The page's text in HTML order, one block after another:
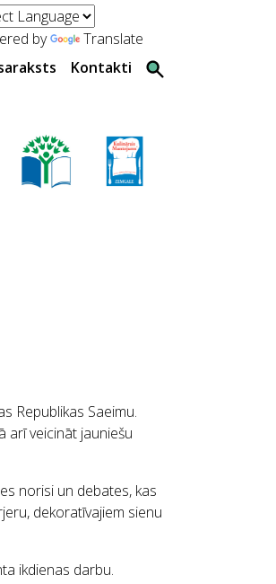
by
Translate
Kontakti
Republikas Saeimu.
arī veicināt jauniešu
norisi un debates, kas
dekoratīvajiem sienu
ikdienas darbu.